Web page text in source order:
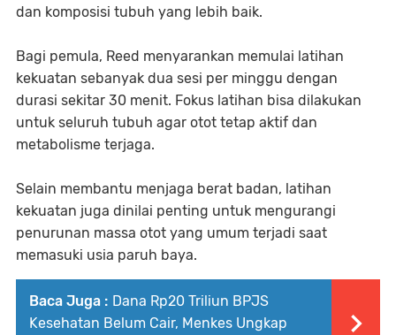
dan komposisi tubuh yang lebih baik.
Bagi pemula, Reed menyarankan memulai latihan
kekuatan sebanyak dua sesi per minggu dengan
durasi sekitar 30 menit. Fokus latihan bisa dilakukan
untuk seluruh tubuh agar otot tetap aktif dan
metabolisme terjaga.
Selain membantu menjaga berat badan, latihan
kekuatan juga dinilai penting untuk mengurangi
penurunan massa otot yang umum terjadi saat
memasuki usia paruh baya.
Baca Juga : Dana Rp20 Triliun BPJS
Kesehatan Belum Cair, Menkes Ungkap